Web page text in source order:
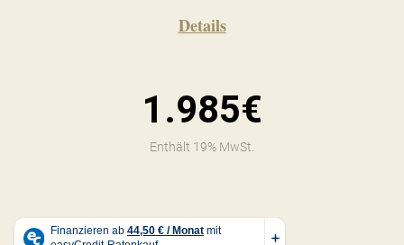
Details
1.985€
Enthält 19% MwSt.